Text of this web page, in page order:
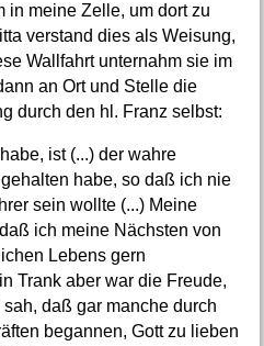
in meine Zelle, um dort zu
verstand dies als Weisung,
Wallfahrt unternahm sie im
an Ort und Stelle die
durch den hl. Franz selbst:
ist (...) der wahre
habe, so daß ich nie
sein wollte (...) Meine
ich meine Nächsten von
Lebens gern
Trank aber war die Freude,
daß gar manche durch
begannen, Gott zu lieben